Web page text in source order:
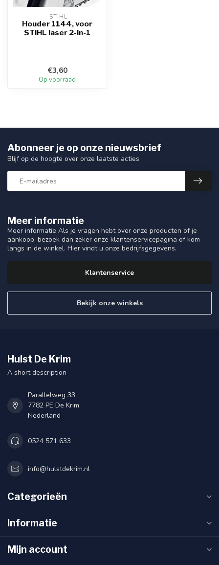
STIHL
Houder 1144, voor
STIHL laser 2-in-1
€3,60
Op voorraad
Meer informatie
Meer informatie Als je vragen hebt over onze producten of je
aankoop, bezoek dan zeker onze klantenservicepagina of kom
langs in de winkel. Hier vindt u onze bedrijfsgegevens.
Klantenservice
Bekijk onze winkels
Abonneer je op onze nieuwsbrief
Blijf op de hoogte over onze laatste acties
Hulst De Krim
A short description
Parallelweg 33
7782 PE De Krim
Nederland
0524 571 633
info@hulstdekrim.nl
Categorieën
Informatie
Mijn account